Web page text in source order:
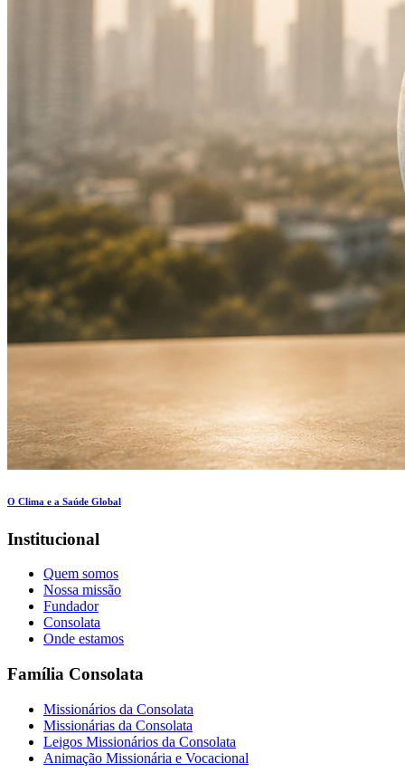
O Clima e a Saúde Global
Institucional
Quem somos
Nossa missão
Fundador
Consolata
Onde estamos
Família Consolata
Missionários da Consolata
Missionárias da Consolata
Leigos Missionários da Consolata
Animação Missionária e Vocacional